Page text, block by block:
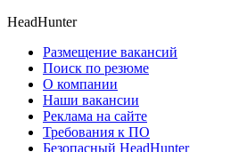
HeadHunter
Размещение вакансий
Поиск по резюме
О компании
Наши вакансии
Реклама на сайте
Требования к ПО
Безопасный HeadHunter